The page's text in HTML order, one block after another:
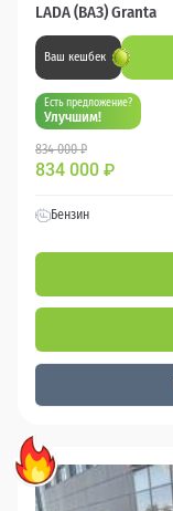
LADA (ВАЗ) Granta
Ваш кешбек
Есть предложение?
Улучшим!
834 000 ₽
834 000 ₽
Бензин